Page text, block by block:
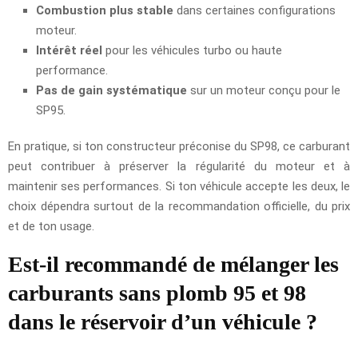
Combustion plus stable dans certaines configurations
moteur.
Intérêt réel pour les véhicules turbo ou haute
performance.
Pas de gain systématique sur un moteur conçu pour le
SP95.
En pratique, si ton constructeur préconise du SP98, ce carburant
peut contribuer à préserver la régularité du moteur et à
maintenir ses performances. Si ton véhicule accepte les deux, le
choix dépendra surtout de la recommandation officielle, du prix
et de ton usage.
Est-il recommandé de mélanger les
carburants sans plomb 95 et 98
dans le réservoir d’un véhicule ?